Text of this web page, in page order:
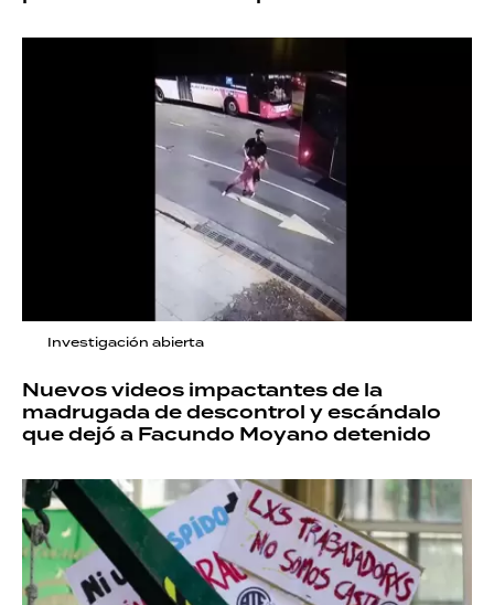
Investigación abierta
Nuevos videos impactantes de la
madrugada de descontrol y escándalo
que dejó a Facundo Moyano detenido